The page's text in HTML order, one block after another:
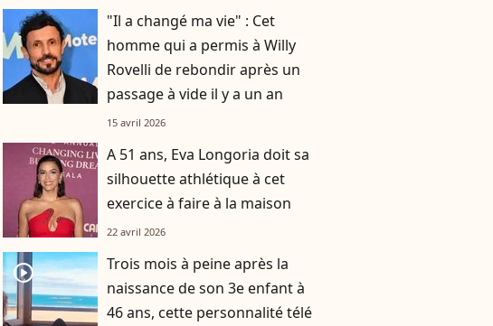
"Il a changé ma vie" : Cet
homme qui a permis à Willy
Rovelli de rebondir après un
passage à vide il y a un an
15 avril 2026
A 51 ans, Eva Longoria doit sa
silhouette athlétique à cet
exercice à faire à la maison
22 avril 2026
player2
Trois mois à peine après la
naissance de son 3e enfant à
46 ans, cette personnalité télé